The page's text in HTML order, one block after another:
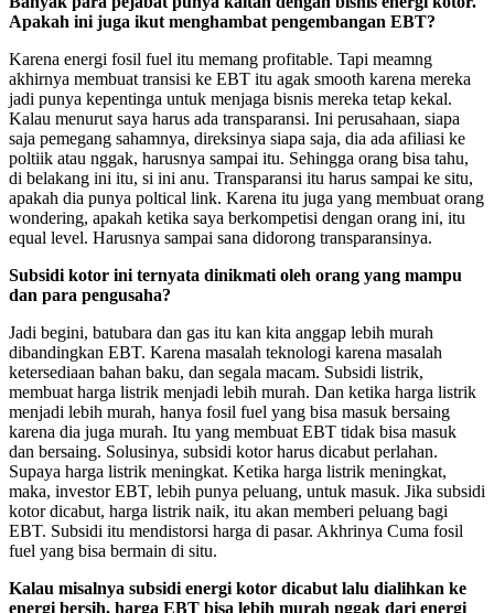
Apakah ini juga ikut menghambat pengembangan EBT?
Karena energi fosil fuel itu memang profitable. Tapi meamng
akhirnya membuat transisi ke EBT itu agak smooth karena mereka
jadi punya kepentinga untuk menjaga bisnis mereka tetap kekal.
Kalau menurut saya harus ada transparansi. Ini perusahaan, siapa
saja pemegang sahamnya, direksinya siapa saja, dia ada afiliasi ke
poltiik atau nggak, harusnya sampai itu. Sehingga orang bisa tahu,
di belakang ini itu, si ini anu. Transparansi itu harus sampai ke situ,
apakah dia punya poltical link. Karena itu juga yang membuat orang
wondering, apakah ketika saya berkompetisi dengan orang ini, itu
equal level. Harusnya sampai sana didorong transparansinya.
Subsidi kotor ini ternyata dinikmati oleh orang yang mampu
dan para pengusaha?
Jadi begini, batubara dan gas itu kan kita anggap lebih murah
dibandingkan EBT. Karena masalah teknologi karena masalah
ketersediaan bahan baku, dan segala macam. Subsidi listrik,
membuat harga listrik menjadi lebih murah. Dan ketika harga listrik
menjadi lebih murah, hanya fosil fuel yang bisa masuk bersaing
karena dia juga murah. Itu yang membuat EBT tidak bisa masuk
dan bersaing. Solusinya, subsidi kotor harus dicabut perlahan.
Supaya harga listrik meningkat. Ketika harga listrik meningkat,
maka, investor EBT, lebih punya peluang, untuk masuk. Jika subsidi
kotor dicabut, harga listrik naik, itu akan memberi peluang bagi
EBT. Subsidi itu mendistorsi harga di pasar. Akhrinya Cuma fosil
fuel yang bisa bermain di situ.
Kalau misalnya subsidi energi kotor dicabut lalu dialihkan ke
energi bersih, harga EBT bisa lebih murah nggak dari energi